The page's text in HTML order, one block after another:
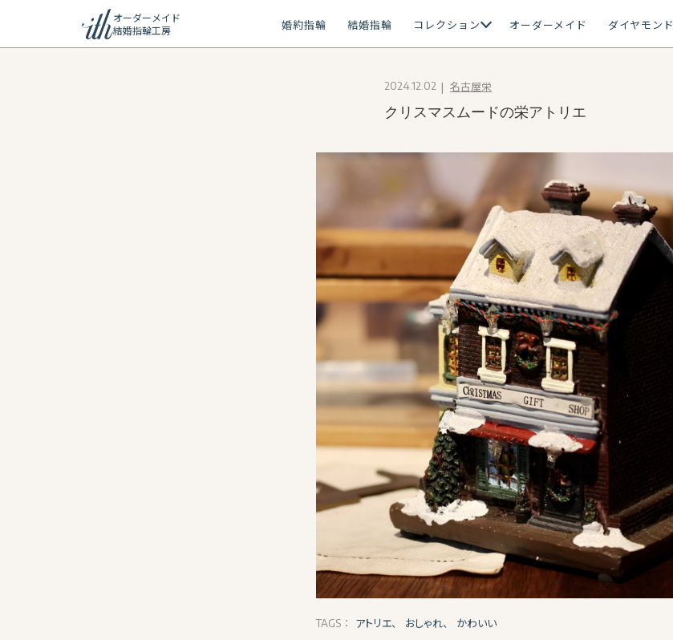
オーダーメイド
結婚指輪工房
婚約指輪 結婚指輪 コレクション オーダーメイド ダイヤモンド
2024.12.02 名古屋栄
クリスマスムードの栄アトリエ
TAGS： アトリエ、 おしゃれ、 かわいい